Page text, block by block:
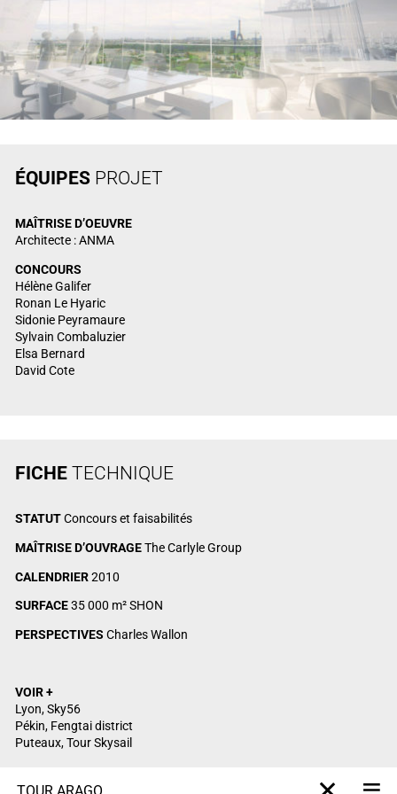
ÉQUIPESPROJET
MAÎTRISED’OEUVRE
Architecte : ANMA
CONCOURS
Hélène Galifer
Ronan Le Hyaric
Sidonie Peyramaure
Sylvain Combaluzier
Elsa Bernard
David Cote
FICHETECHNIQUE
STATUTConcours et faisabilités
MAÎTRISE D’OUVRAGEThe Carlyle Group
CALENDRIER2010
SURFACE35 000 m² SHON
PERSPECTIVES Charles Wallon
VOIR +
Lyon, Sky56
Pékin, Fengtai district
Puteaux, Tour Skysail